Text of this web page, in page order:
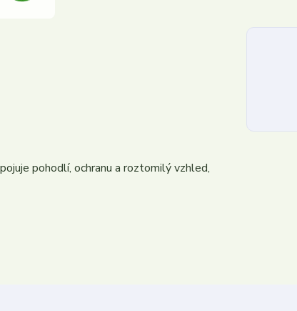
pohodlí, ochranu a roztomilý vzhled,